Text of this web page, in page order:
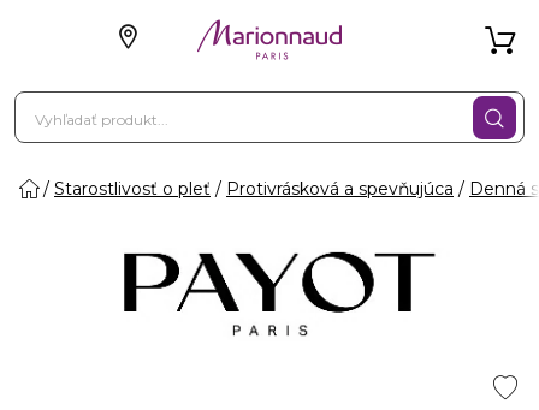
Starostlivosť o pleť Protivrásková a spevňujúca Denná